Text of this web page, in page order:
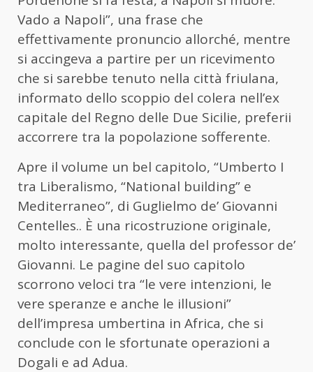
Vado a Napoli”, una frase che
effettivamente pronuncio allorché, mentre
si accingeva a partire per un ricevimento
che si sarebbe tenuto nella città friulana,
informato dello scoppio del colera nell’ex
capitale del Regno delle Due Sicilie, preferii
accorrere tra la popolazione sofferente.
Apre il volume un bel capitolo, “Umberto I
tra Liberalismo, “National building” e
Mediterraneo”, di Guglielmo de’ Giovanni
Centelles.. È una ricostruzione originale,
molto interessante, quella del professor de’
Giovanni. Le pagine del suo capitolo
scorrono veloci tra “le vere intenzioni, le
vere speranze e anche le illusioni”
dell’impresa umbertina in Africa, che si
conclude con le sfortunate operazioni a
Dogali e ad Adua.